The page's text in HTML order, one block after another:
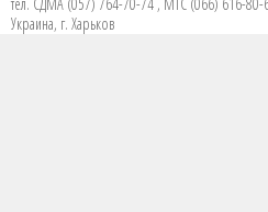
Украина, г. Харьков